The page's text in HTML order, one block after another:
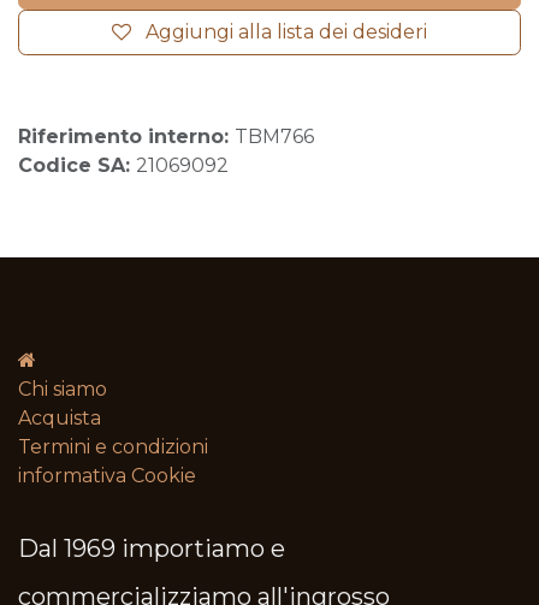
Aggiungi alla lista dei desideri
Riferimento interno: TBM766
Codice SA: 21069092
Chi siamo
Acquista
Termini e condizioni​
informativa Cookie
Dal 1969 importiamo e
commercializziamo all'ingrosso